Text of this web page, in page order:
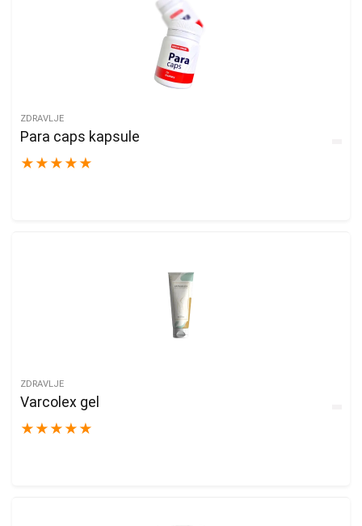
ZDRAVLJE
Para caps kapsule
★ ★ ★ ★ ★
ZDRAVLJE
Varcolex gel
★ ★ ★ ★ ★